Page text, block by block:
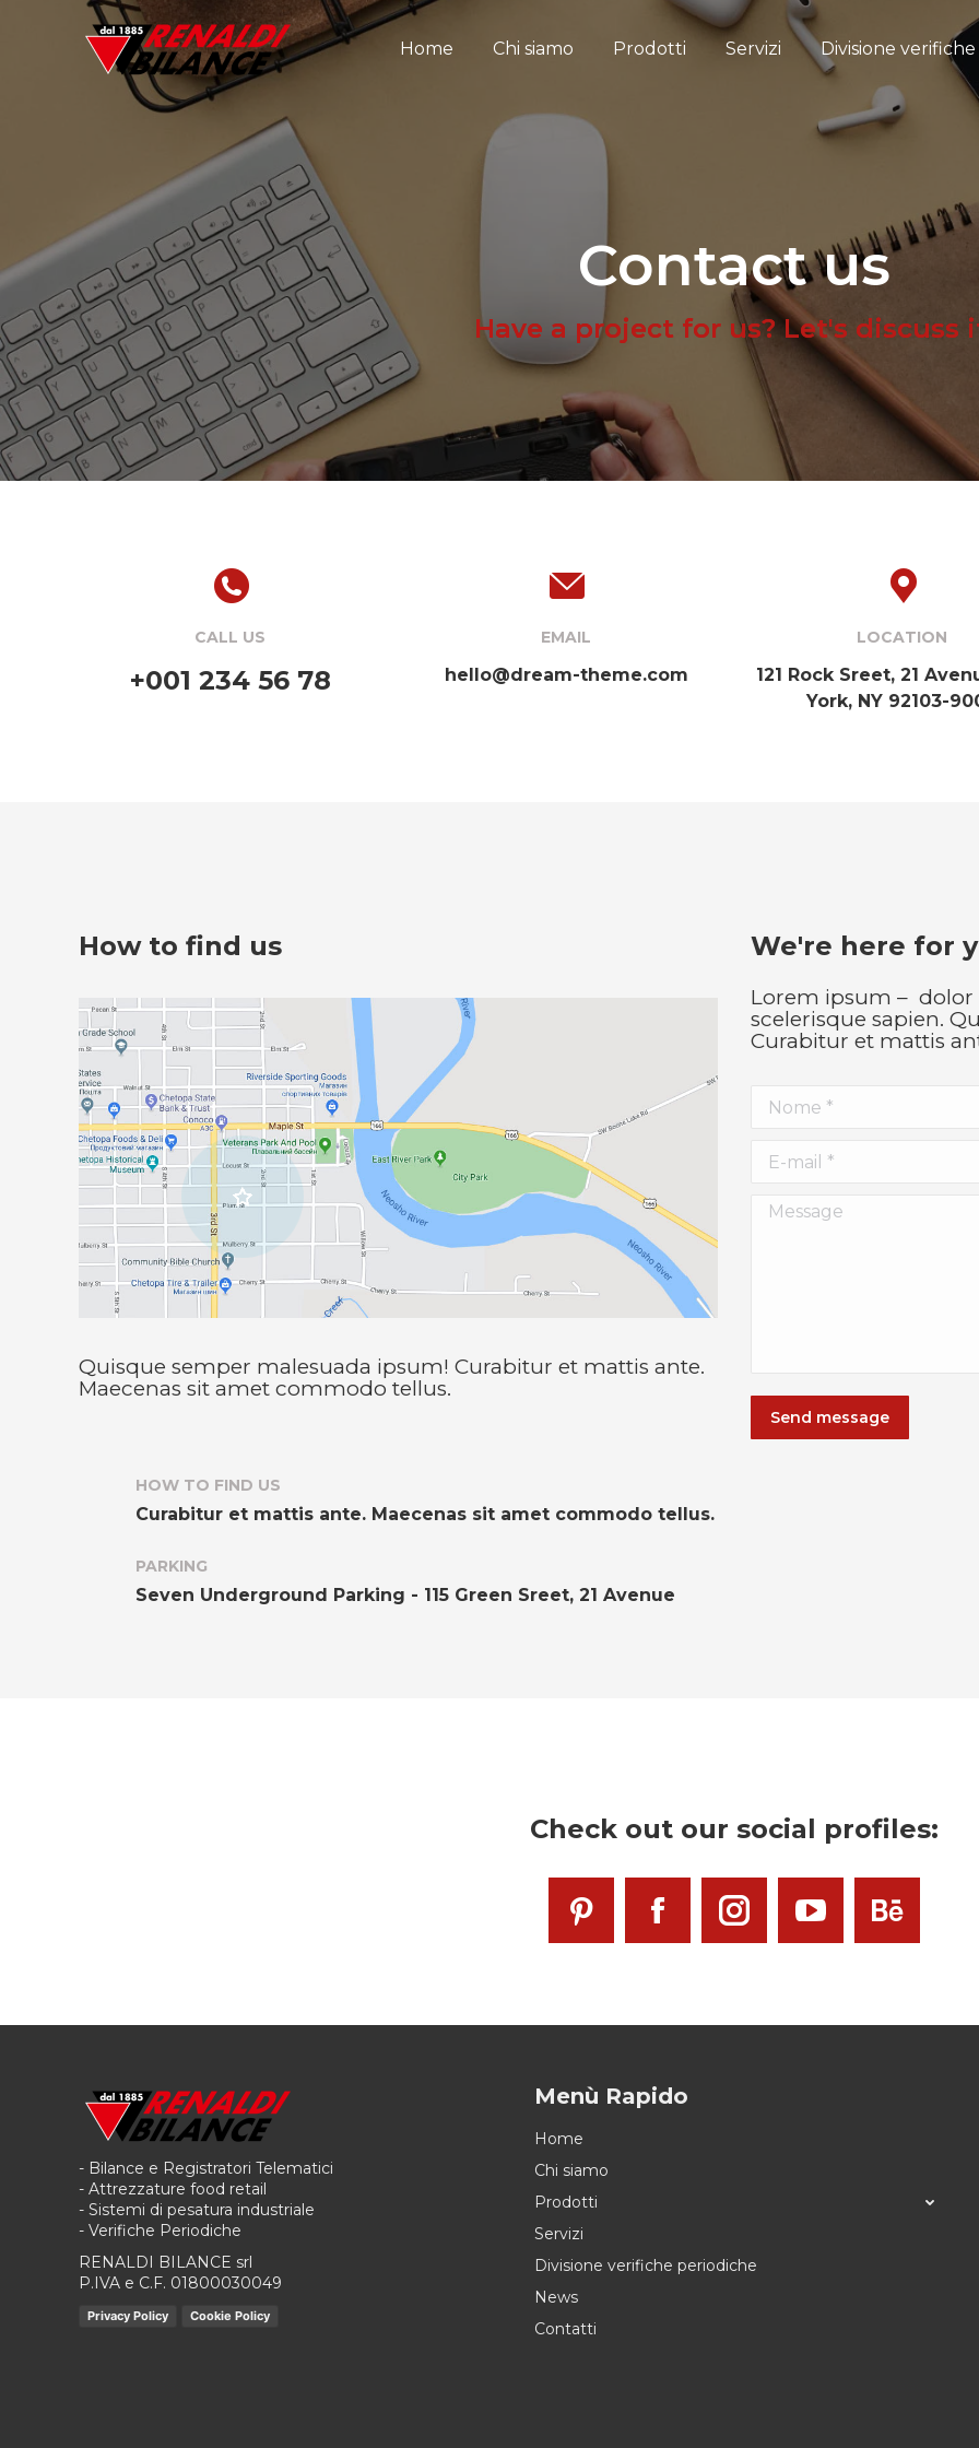
Home Chi siamo Prodotti Servizi Divisione
Contact us
Have a project for us? Let's discuss
CALL US
+001 234 56 78
EMAIL
hello@dream-theme.com
LOCATION
121 Rock Sreet, 21
York, NY 92103-
How to find us
Quisque semper malesuada ipsum! Curabitur et mattis ante.
Maecenas sit amet commodo tellus.
HOW TO FIND US
Curabitur et mattis ante. Maecenas sit amet commodo tellus.
PARKING
Seven Underground Parking - 115 Green Sreet, 21 Avenue
We're here for
Lorem ipsum – dolor
scelerisque sapien.
Curabitur et mattis
Nome *
E-mail *
Message
Send message
Check out our social profiles:
PinterestFacebookInstagram
YouTube
- Bilance e Registratori Telematici
- Attrezzature food retail
- Sistemi di pesatura industriale
- Verifiche Periodiche
RENALDI BILANCE srl
P.IVA e C.F. 01800030049
Privacy Policy Cookie Policy
Menù Rapido
Home
Chi siamo
Prodotti
Servizi
Divisione verifiche periodiche
News
Contatti